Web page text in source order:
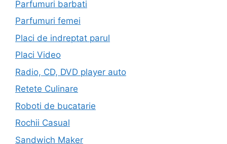
Parfumuri barbati
Parfumuri femei
Placi de indreptat parul
Placi Video
Radio, CD, DVD player auto
Retete Culinare
Roboti de bucatarie
Rochii Casual
Sandwich Maker